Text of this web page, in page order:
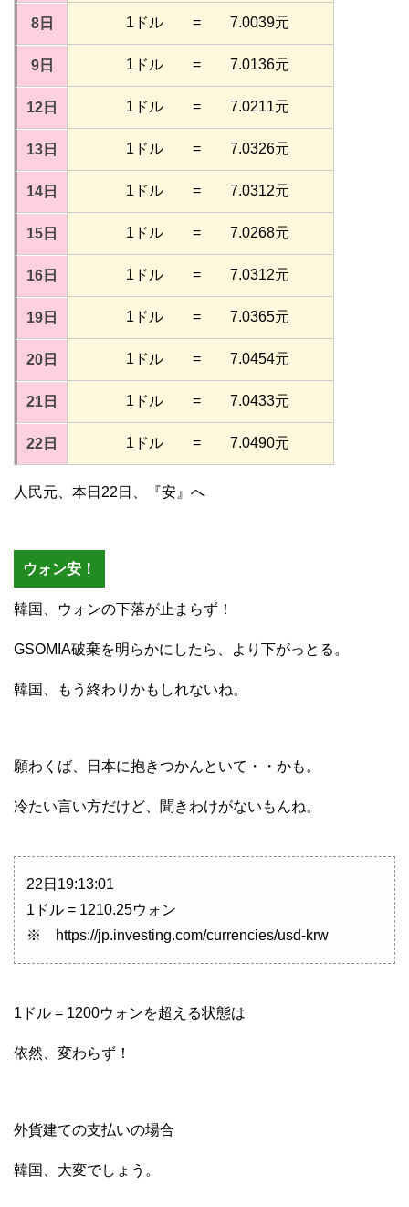
8日 1ドル = 7.0039元
9日 1ドル = 7.0136元
12日 1ドル = 7.0211元
13日 1ドル = 7.0326元
14日 1ドル = 7.0312元
15日 1ドル = 7.0268元
16日 1ドル = 7.0312元
19日 1ドル = 7.0365元
20日 1ドル = 7.0454元
21日 1ドル = 7.0433元
22日 1ドル = 7.0490元
人民元、本日22日、『安』へ
ウォン安！
韓国、ウォンの下落が止まらず！
GSOMIA破棄を明らかにしたら、より下がっとる。
韓国、もう終わりかもしれないね。
願わくば、日本に抱きつかんといて・・かも。
冷たい言い方だけど、聞きわけがないもんね。
22日19:13:01
1ドル = 1210.25ウォン
※ https://jp.investing.com/currencies/usd-krw
1ドル = 1200ウォンを超える状態は
依然、変わらず！
外貨建ての支払いの場合
韓国、大変でしょう。